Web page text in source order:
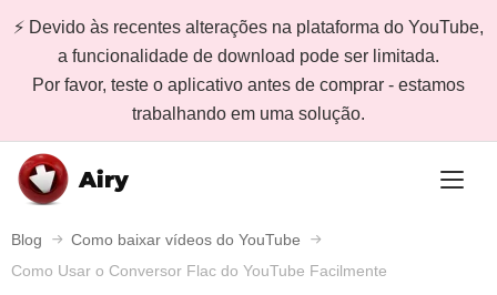
⚡ Devido às recentes alterações na plataforma do YouTube,
a funcionalidade de download pode ser limitada.
Por favor, teste o aplicativo antes de comprar - estamos
trabalhando em uma solução.
Airy
Blog
Como baixar vídeos do YouTube
Como Usar o Conversor Flac do YouTube Facilmente